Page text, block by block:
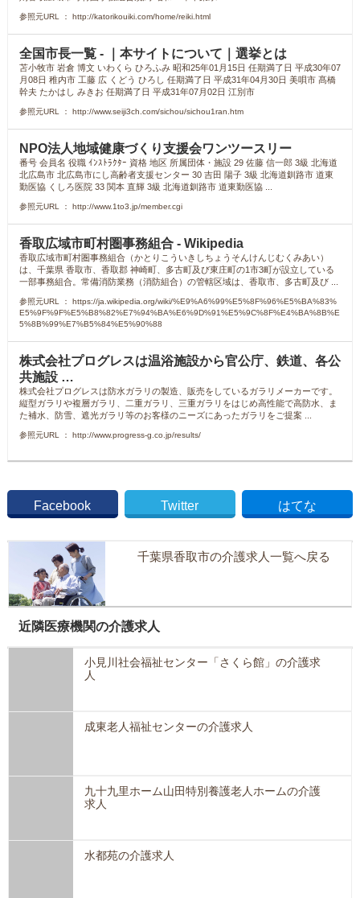
参照元URL ： http://katorikouiki.com/home/reiki.html
全国市長一覧 - ｜本サイトについて｜選挙とは
苫小牧市 岩倉 博文 いわくら ひろふみ 昭和25年01月15日 任期満了日 平成30年07
月08日 稚内市 工藤 広 くどう ひろし 任期満了日 平成31年04月30日 美唄市 髙橋
幹夫 たかはし みきお 任期満了日 平成31年07月02日 江別市
参照元URL ： http://www.seiji3ch.com/sichou/sichou1ran.htm
NPO法人地域健康づくり支援会ワンツースリー
番号 会員名 役職 ｲﾝｽﾄﾗｸﾀｰ 資格 地区 所属団体・施設 29 佐藤 信一郎 3級 北海道
北広島市 北広島市にし高齢者支援センター 30 吉田 陽子 3級 北海道釧路市 道東
勤医協 くしろ医院 33 関本 直輝 3級 北海道釧路市 道東勤医協 ...
参照元URL ： http://www.1to3.jp/member.cgi
香取広域市町村圏事務組合 - Wikipedia
香取広域市町村圏事務組合（かとりこういきしちょうそんけんじむくみあい）
は、千葉県 香取市、香取郡 神崎町、多古町及び東庄町の1市3町が設立している
一部事務組合。常備消防業務（消防組合）の管轄区域は、香取市、多古町及び ...
参照元URL ： https://ja.wikipedia.org/wiki/%E9%A6%99%E5%8F%96%E5%BA%83%
E5%9F%9F%E5%B8%82%E7%94%BA%E6%9D%91%E5%9C%8F%E4%BA%8B%E
5%8B%99%E7%B5%84%E5%90%88
株式会社プログレスは温浴施設から官公庁、鉄道、各公
共施設 …
株式会社プログレスは防水ガラリの製造、販売をしているガラリメーカーです。
縦型ガラリや複層ガラリ、二重ガラリ、三重ガラリをはじめ高性能で高防水、ま
た補水、防雪、遮光ガラリ等のお客様のニーズにあったガラリをご提案 ...
参照元URL ： http://www.progress-g.co.jp/results/
Facebook Twitter はてな
千葉県香取市の介護求人一覧へ戻る
近隣医療機関の介護求人
小見川社会福祉センター「さくら館」の介護求
人
成東老人福祉センターの介護求人
九十九里ホーム山田特別養護老人ホームの介護
求人
水都苑の介護求人